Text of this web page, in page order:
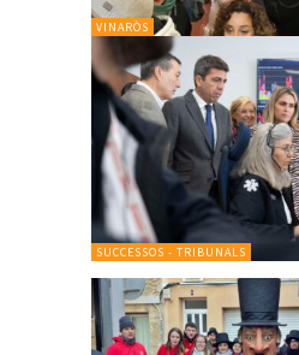
VINARÒS
SUCCESSOS - TRIBUNALS